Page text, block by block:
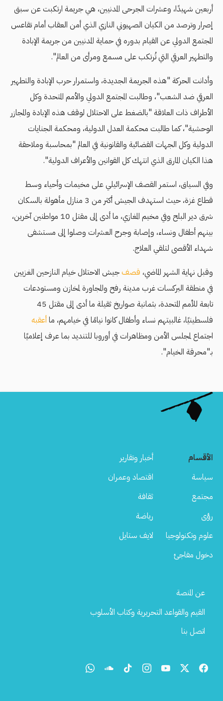
أربعين شهيدًا، وعشرات الجرحى المدنيين، هي جريمة ارتكبت عن سبق
إصرار وترصد من الكيان الصهيوني النازي الذي أمن العقاب أمام تقاعس
المجتمع الدولي عن القيام بدوره في حماية المدنيين من جريمة الإبادة
والتطهير العرقي التي تُرتكب على مسمع ومرأى من العالم".
وأدانت الحركة "هذه الجريمة الجديدة، واستمرار حرب الإبادة والتطهير
العرقي ضد الشعب"، وطالبت المجتمع الدولي والأمم المتحدة وكل
الأطراف ذات العلاقة "بالضغط على الاحتلال لوقف هذه الإبادة والمجازر
الوحشية"، كما طالبت محكمة العدل الدولية، ومحكمة الجنايات
الدولية وكل الجهات القضائية والقانونية في العالم "بمحاسبة وملاحقة
هذا الكيان المارق الذي انتهك كل القوانين والأعراف الدولية".
وفي السياق، استمر القصف الإسرائيلي على مخيمات وأحياء وسط
قطاع غزة، حيث استهدف الجيش أكثر من 3 منازل مأهولة بالسكان
شرق دير البلح وفي مخيم المغازي، ما أدى إلى مقتل 10 مواطنين آخرين،
بينهم أطفال ونساء، وإصابة وجرح العشرات وصلوا إلى مستشفى
شهداء الأقصى لتلقي العلاج.
وقبل نهاية الشهر الماضي، قصفجيش الاحتلال خيام النازحين الغزيين
في منطقة البركسات غرب مدينة رفح والمجاورة لمخازن ومستودعات
تابعة للأمم المتحدة، بثمانية صواريخ ثقيلة ما أدى إلى مقتل 45
فلسطينيًا، غالبيتهم نساء وأطفال كانوا نيامًا في خيامهم، ماأعقبه
اجتماع لمجلس الأمن ومظاهرات في أوروبا للتنديد بما عرف إعلاميًا
بـ"محرقة الخيام".
الأقسام
أخبار وتقارير
سياسة
اقتصاد وعمران
مجتمع
ثقافة
رؤى
رياضة
علوم وتكنولوجيا
لايف ستايل
دخول مفاجئ
Footer
عن المنصة
القيم والقواعد التحريرية وكتاب الأسلوب
اتصل بنا